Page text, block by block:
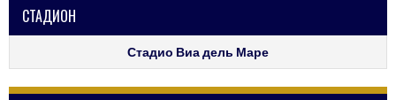
СТАДИОН
Стадио Виа дель Маре